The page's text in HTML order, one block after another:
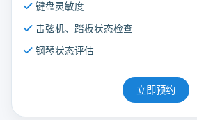
键盘灵敏度
击弦机、踏板状态检查
钢琴状态评估
立即预约